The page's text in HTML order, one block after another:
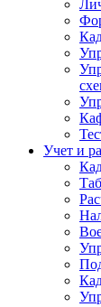
Учет и